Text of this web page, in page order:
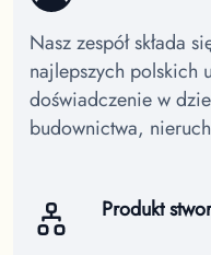
Nasz zespół składa
najlepszych polskich
doświadczenie w
budownictwa,
Produkt